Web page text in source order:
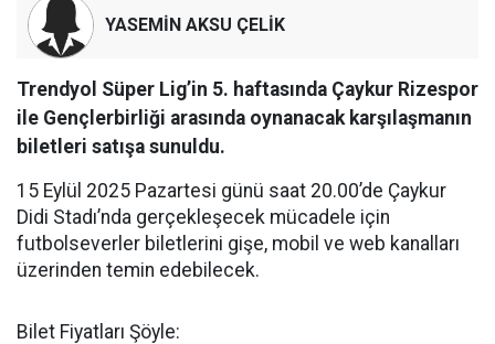
YASEMİN AKSU ÇELİK
Trendyol Süper Lig’in 5. haftasında Çaykur Rizespor
ile Gençlerbirliği arasında oynanacak karşılaşmanın
biletleri satışa sunuldu.
15 Eylül 2025 Pazartesi günü saat 20.00’de Çaykur
Didi Stadı’nda gerçekleşecek mücadele için
futbolseverler biletlerini gişe, mobil ve web kanalları
üzerinden temin edebilecek.
Bilet Fiyatları Şöyle: